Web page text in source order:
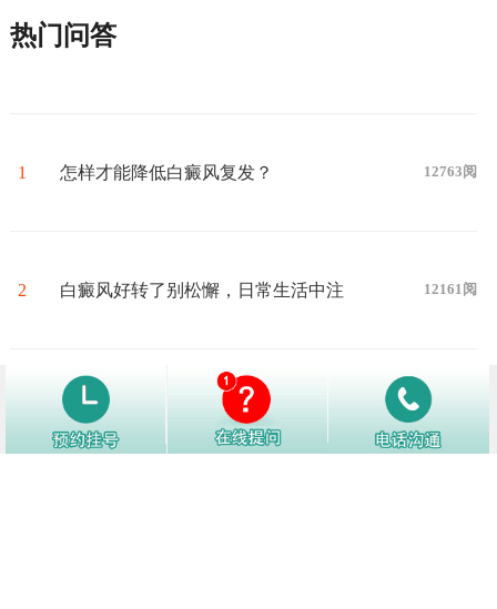
热门问答
1 怎样才能降低白癜风复发？ 12763阅
2 白癜风好转了别松懈，日常生活中注
意这些护理细节！
12161阅
白癜风白斑处汗毛会变白吗 12145阅